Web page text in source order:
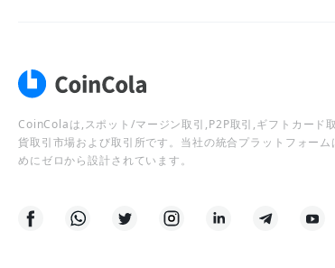
CoinColaは,スポット/マージン取引,P2P取引,ギフトカード
貨取引市場および取引所です。当社の統合プラットフォー
めにゼロから設計されています。